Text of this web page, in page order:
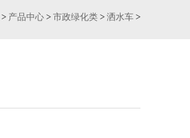
> 产品中心 > 市政绿化类 > 洒水车 >